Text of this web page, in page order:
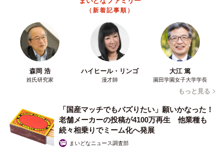
（新着記事順）
森岡 浩
姓氏研究家
ハイヒール・リンゴ
漫才師
大江 篤
園田学園女子大学学長
もっと見る
「国産マッチでもバズりたい」願いかなった！
老舗メーカーの投稿が4100万再生 他業種も
続々相乗りでミーム化へ発展
まいどなニュース調査部